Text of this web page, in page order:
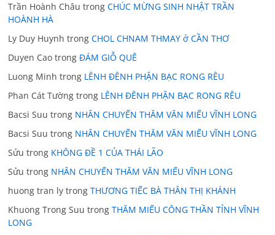
Trần Hoành Châu trongCHÚC MỪNG SINH NHẬT TRẦN
HOÀNH HÀ
Ly Duy Huynh trongCHOL CHNAM THMAY ở CẦN THƠ
Duyen Cao trongĐÁM GIỖ QUÊ
Luong Minh trong LÊNH ĐÊNH PHẬN BẠC RONG RÊU
Phan Cát Tường trong LÊNH ĐÊNH PHẬN BẠC RONG RÊU
Bacsi Suu trong NHÂN CHUYẾN THĂM VĂN MIẾU VĨNH LONG
Bacsi Suu trong NHÂN CHUYẾN THĂM VĂN MIẾU VĨNH LONG
Sửu trong KHÔNG ĐỀ 1 CỦA THÁI LÃO
Sửu trong NHÂN CHUYẾN THĂM VĂN MIẾU VĨNH LONG
huong tran ly trongTHƯƠNG TIẾC BÀ THÂN THỊ KHÁNH
Khuong Trong Suu trongTHĂM MIẾU CÔNG THẦN TỈNH VĨNH
LONG